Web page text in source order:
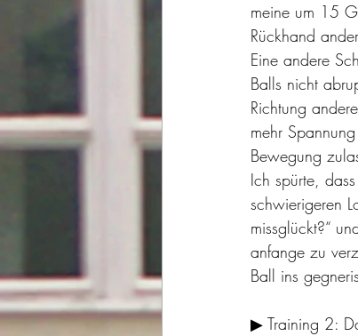
meine um 15
Rückhand
Eine andere
Balls nicht
Richtung
mehr
Bewegung
Ich spürte,
schwierigeren
missglückt?“
anfange zu
Ball ins
▶ Training 2: